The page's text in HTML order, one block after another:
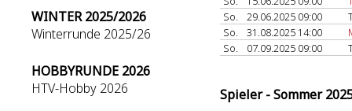
WINTER 2025/2026
Winterrunde 2025/26
HOBBYRUNDE 2026
HTV-Hobby 2026
So.
29.06.2025 09:00
So.
31.08.2025 14:00
So.
07.09.2025 09:00
Spieler - Sommer